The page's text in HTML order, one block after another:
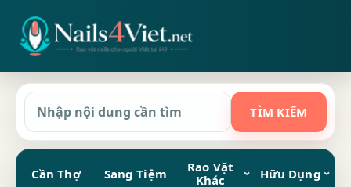
Cần Thợ Sang Tiệm
Rao Vặt
Khác
Hữu Dụng